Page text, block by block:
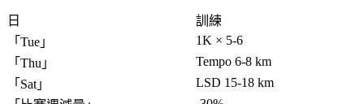
日
訓練
「 Tue 」
1K × 5-6
「 Thu 」
Tempo 6-8 km
「 Sat 」
LSD 15-18 km